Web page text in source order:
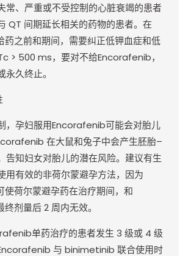
常、严重或不受控制的心脏衰竭的患者
QT 间期延长相关的药物的患者。在
药之前和期间，需要纠正低钾血症和低
> 500 ms，要对不给Encorafenib，
永久终止。
，孕妇服用Encorafenib可能会对胎儿
在大鼠和兔子中会产生胚胎–
告知妇女对胎儿的潜在风险。建议有生
用有效的非荷尔蒙避孕方法，因为
使荷尔蒙避孕药在治疗期间，和
终剂量后2 周内无效。
单药治疗的患者发生 3 级或 4 级
与 binimetinib 联合使用时